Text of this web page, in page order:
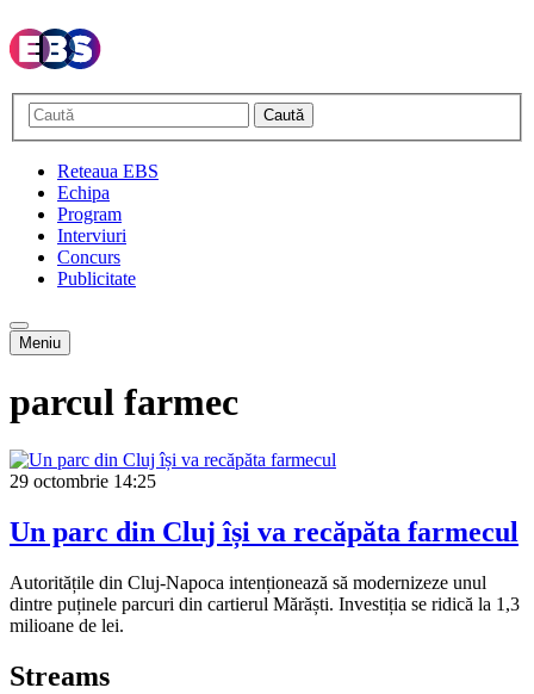
Caută
Reteaua EBS
Echipa
Program
Interviuri
Concurs
Publicitate
Meniu
parcul farmec
29 octombrie 14:25
Un parc din Cluj își va recăpăta farmecul
Autoritățile din Cluj-Napoca intenționează să modernizeze unul
dintre puținele parcuri din cartierul Mărăști. Investiția se ridică la 1,3
milioane de lei.
Streams